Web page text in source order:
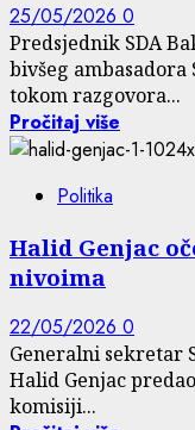
25/05/2026 0
Predsjednik SDA
bivšeg
tokom razgovora...
Pročitaj više
Politika
Halid Genjac
nivoima
22/05/2026 0
Generalni sekretar
Halid Genjac
komisiji...